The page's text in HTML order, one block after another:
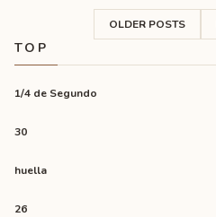
OLDER POSTS
TOP
1/4 de Segundo
30
huella
26